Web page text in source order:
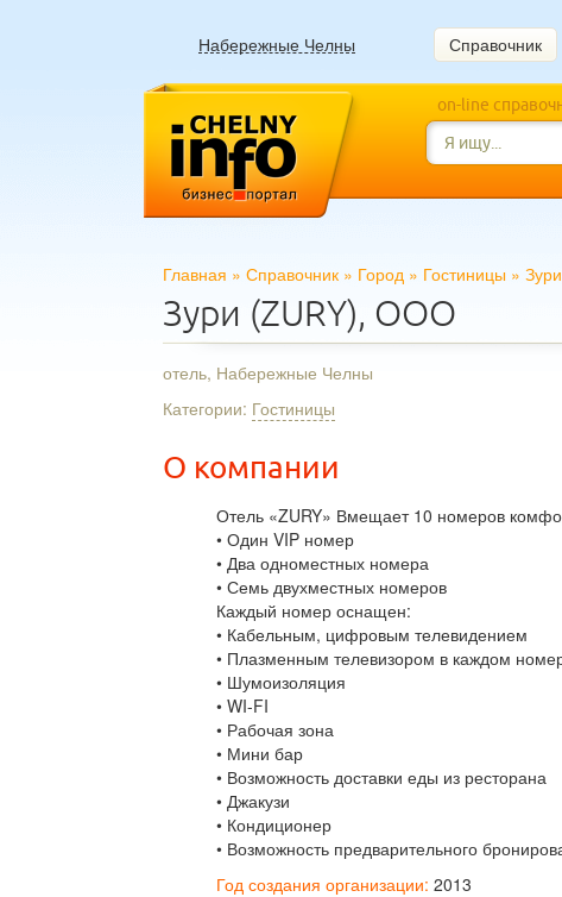
Набережные Челны Справочник
on-line
Главная » Справочник » Город » Гостиницы » Зури
Зури (ZURY), ООО
отель, Набережные Челны
Категории: Гостиницы
О компании
Отель «ZURY» Вмещает 10 номеров
• Один VIP номер
• Два одноместных номера
• Семь двухместных номеров
Каждый номер оснащен:
• Кабельным, цифровым телевидением
• Плазменным телевизором в каждом
• Шумоизоляция
• WI-FI
• Рабочая зона
• Мини бар
• Возможность доставки еды из ресторана
• Джакузи
• Кондиционер
• Возможность предварительного
Год создания организации: 2013